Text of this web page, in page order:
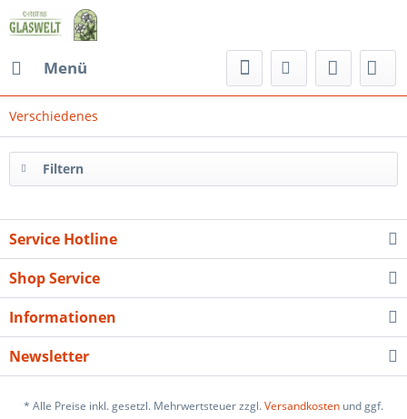
Menü
Verschiedenes
Filtern
Service Hotline
Shop Service
Informationen
Newsletter
* Alle Preise inkl. gesetzl. Mehrwertsteuer zzgl.Versandkosten und ggf.